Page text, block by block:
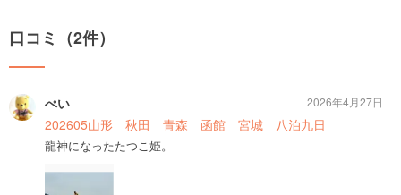
口コミ（2件）
ぺい
202605山形 秋田 青森 函館 宮城 八泊九日
龍神になったたつこ姫。
2026年4月27日